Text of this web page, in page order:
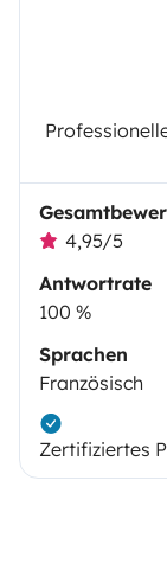
4,95/5
Antwortrate
100 %
Sprachen
Französisch
Zertifiziertes